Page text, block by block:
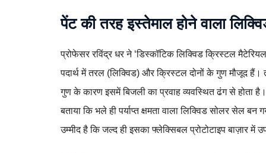
पेंट की तरह इस्तेमाल होने वाला
प्रोफेसर रविंद्र धर ने ‘डिस्कॉटिक लिक्विड क्रिस्टल
पदार्थ में तरल (लिक्विड) और क्रिस्टल दोनों के गुण मौजूद
गुण के कारण इसमें बिजली का प्रवाह व्यवस्थित ढंग से होता
बताया कि भले ही पर्याप्त क्षमता वाला लिक्विड सोलर
उम्मीद है कि जल्द ही इसका फ्लेक्सिबल प्रोटोटाइप बाज़ार में